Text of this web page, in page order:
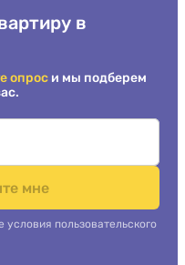
в
опрос и мы подберем
мне
пользовательского